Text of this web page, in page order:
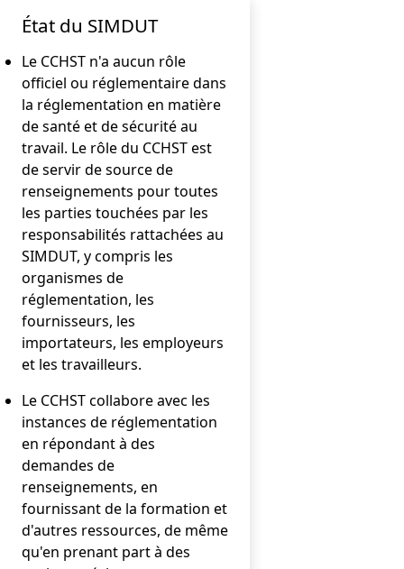
État du SIMDUT
Le CCHST n'a aucun rôle
officiel ou réglementaire dans
la réglementation en matière
de santé et de sécurité au
travail. Le rôle du CCHST est
de servir de source de
renseignements pour toutes
les parties touchées par les
responsabilités rattachées au
SIMDUT, y compris les
organismes de
réglementation, les
fournisseurs, les
importateurs, les employeurs
et les travailleurs.
Le CCHST collabore avec les
instances de réglementation
en répondant à des
demandes de
renseignements, en
fournissant de la formation et
d'autres ressources, de même
qu'en prenant part à des